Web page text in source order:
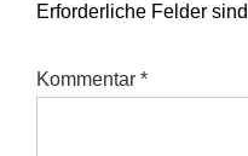
Erforderliche Felder
Kommentar *